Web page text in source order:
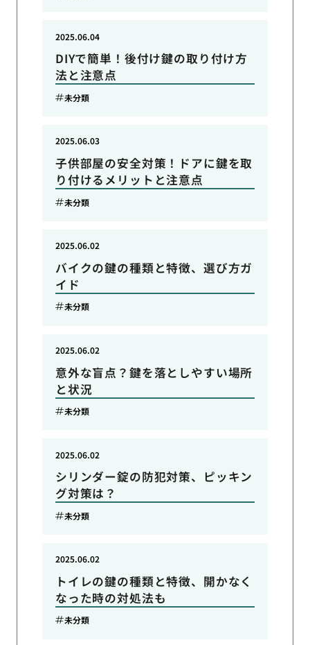
DIYで簡単！後付け鍵の取り付け方
法と注意点
2025.06.04
未分類
子供部屋の安全対策！ドアに鍵を取
り付けるメリットと注意点
2025.06.03
未分類
バイクの鍵の種類と特徴、選び方ガ
イド
2025.06.02
未分類
意外な盲点？鍵を落としやすい場所
と状況
2025.06.02
未分類
シリンダー錠の防犯対策、ピッキン
グ対策は？
2025.06.02
未分類
トイレの鍵の種類と特徴、開かなく
なった時の対処法も
2025.06.02
未分類